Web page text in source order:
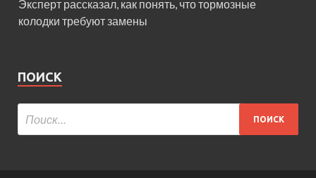
Эксперт рассказал, как понять, что тормозные
колодки требуют замены
ПОИСК